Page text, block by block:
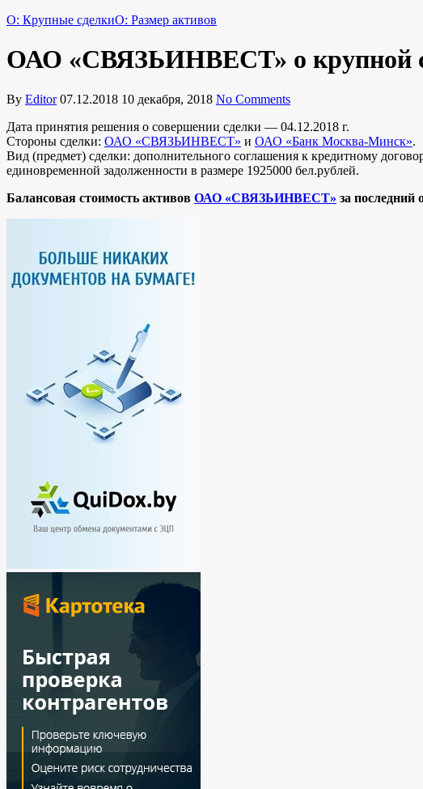
O: Крупные сделкиO: Размер активов
ОАО «СВЯЗЬИНВЕСТ» о крупной
By Editor 07.12.2018 10 декабря, 2018 No Comments
Дата принятия решения о совершении сделки — 04.12.2018 г.
Стороны сделки: ОАО «СВЯЗЬИНВЕСТ» и ОАО «Банк Москва-Минск».
Вид (предмет) сделки: дополнительного соглашения к кредитному
единовременной задолженности в размере 1925000 бел.рублей.
Балансовая стоимость активов ОАО «СВЯЗЬИНВЕСТ» за